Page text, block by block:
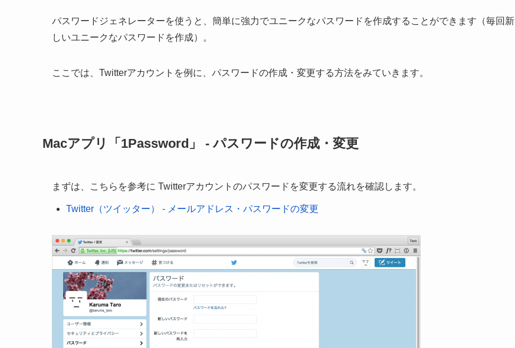
パスワードジェネレーターを使うと、簡単に強力でユニークなパスワードを作成することができます（毎回新
しいユニークなパスワードを作成）。
ここでは、Twitterアカウントを例に、パスワードの作成・変更する方法をみていきます。
Macアプリ「1Password」 - パスワードの作成・変更
まずは、こちらを参考に Twitterアカウントのパスワードを変更する流れを確認します。
Twitter（ツイッター） - メールアドレス・パスワードの変更